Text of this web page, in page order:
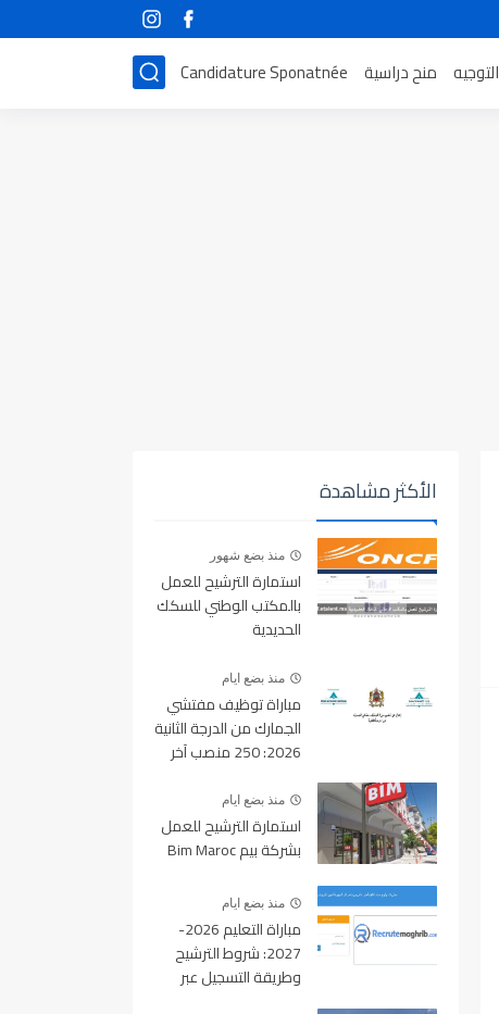
التوجيه منح دراسية Candidature Sponatnée
الأكثر مشاهدة
منذ بضع شهور
استمارة الترشيح للعمل
بالمكتب الوطني للسكك
الحديدية
منذ بضع ايام
مباراة توظيف مفتشي
الجمارك من الدرجة الثانية
2026: 250 منصب آخر
2026منذ بضع ايام
استمارة الترشيح للعمل
بشركة بيم Bim Maroc
منذ بضع ايام
مباراة التعليم 2026-
2027: شروط الترشيح
وطريقة التسجيل عبر